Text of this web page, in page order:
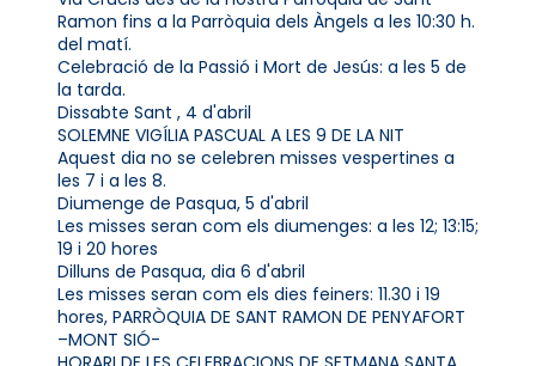
Ramon fins a la Parròquia dels Àngels a les 10:30 h.
del matí.
Celebració de la Passió i Mort de Jesús: a les 5 de
la tarda.
Dissabte Sant , 4 d'abril
SOLEMNE VIGÍLIA PASCUAL A LES 9 DE LA NIT
Aquest dia no se celebren misses vespertines a
les 7 i a les 8.
Diumenge de Pasqua, 5 d'abril
Les misses seran com els diumenges: a les 12; 13:15;
19 i 20 hores
Dilluns de Pasqua, dia 6 d'abril
Les misses seran com els dies feiners: 11.30 i 19
hores, PARRÒQUIA DE SANT RAMON DE PENYAFORT
–MONT SIÓ-